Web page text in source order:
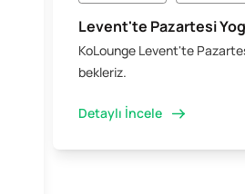
Levent'te Pazartesi
KoLounge Levent'te
bekleriz.
Detaylı İncele